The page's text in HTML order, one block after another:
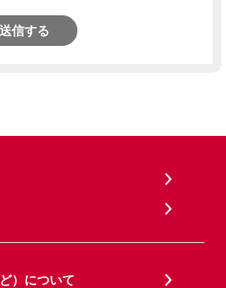
送信する
）について